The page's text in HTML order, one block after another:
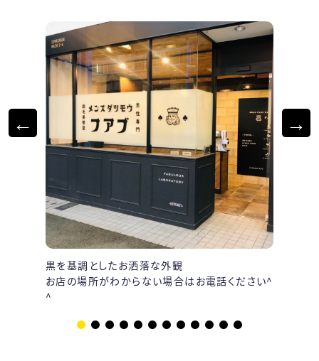
黒を基調としたお洒落な外観
お店の場所がわからない場合はお電話ください^
^